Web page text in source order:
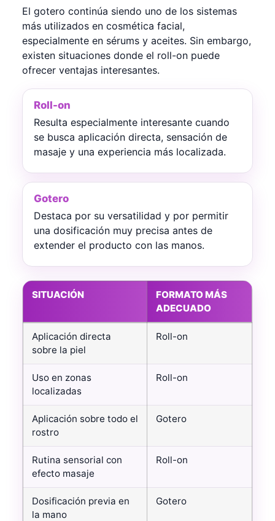
El gotero continúa siendo uno de los sistemas
más utilizados en cosmética facial,
especialmente en sérums y aceites. Sin embargo,
existen situaciones donde el roll-on puede
ofrecer ventajas interesantes.
Roll-on
Resulta especialmente interesante cuando
se busca aplicación directa, sensación de
masaje y una experiencia más localizada.
Gotero
Destaca por su versatilidad y por permitir
una dosificación muy precisa antes de
extender el producto con las manos.
SITUACIÓN
FORMATO MÁS
ADECUADO
Aplicación directa
sobre la piel
Roll-on
Uso en zonas
localizadas
Roll-on
Aplicación sobre todo el
rostro
Gotero
Rutina sensorial con
efecto masaje
Roll-on
Dosificación previa en
la mano
Gotero